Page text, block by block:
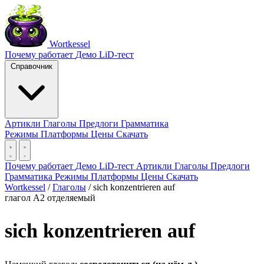
Wortkessel
Почему работает Демо LiD-тест
Справочник
Артикли Глаголы Предлоги Грамматика
Режимы Платформы Цены Скачать
Почему работает Демо LiD-тест Артикли Глаголы Предлоги
Грамматика Режимы Платформы Цены Скачать
Wortkessel / Глаголы / sich konzentrieren auf
глагол A2 отделяемый
sich konzentrieren auf